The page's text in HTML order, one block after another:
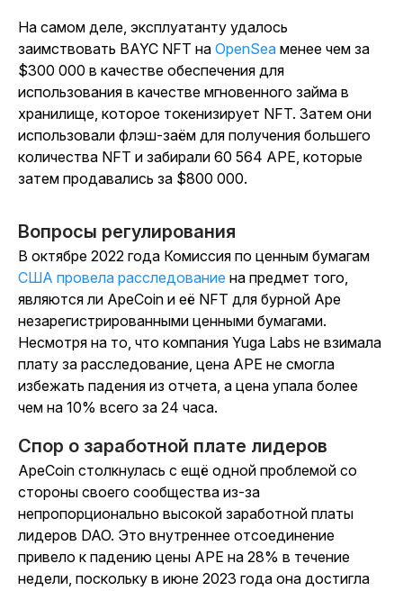
На самом деле, эксплуатанту удалось
заимствовать BAYC NFT на OpenSea менее чем за
$300 000 в качестве обеспечения для
использования в качестве мгновенного займа в
хранилище, которое токенизирует NFT. Затем они
использовали флэш-заём для получения большего
количества NFT и забирали 60 564 APE, которые
затем продавались за $800 000.
Вопросы регулирования
В октябре 2022 года Комиссия по ценным бумагам
США провела расследование на предмет того,
являются ли ApeCoin и её NFT для бурной Ape
незарегистрированными ценными бумагами.
Несмотря на то, что компания Yuga Labs не взимала
плату за расследование, цена APE не смогла
избежать падения из отчета, а цена упала более
чем на 10% всего за 24 часа.
Спор о заработной плате лидеров
ApeCoin столкнулась с ещё одной проблемой со
стороны своего сообщества из-за
непропорционально высокой заработной платы
лидеров DAO. Это внутреннее отсоединение
привело к падению цены APE на 28% в течение
недели, поскольку в июне 2023 года она достигла